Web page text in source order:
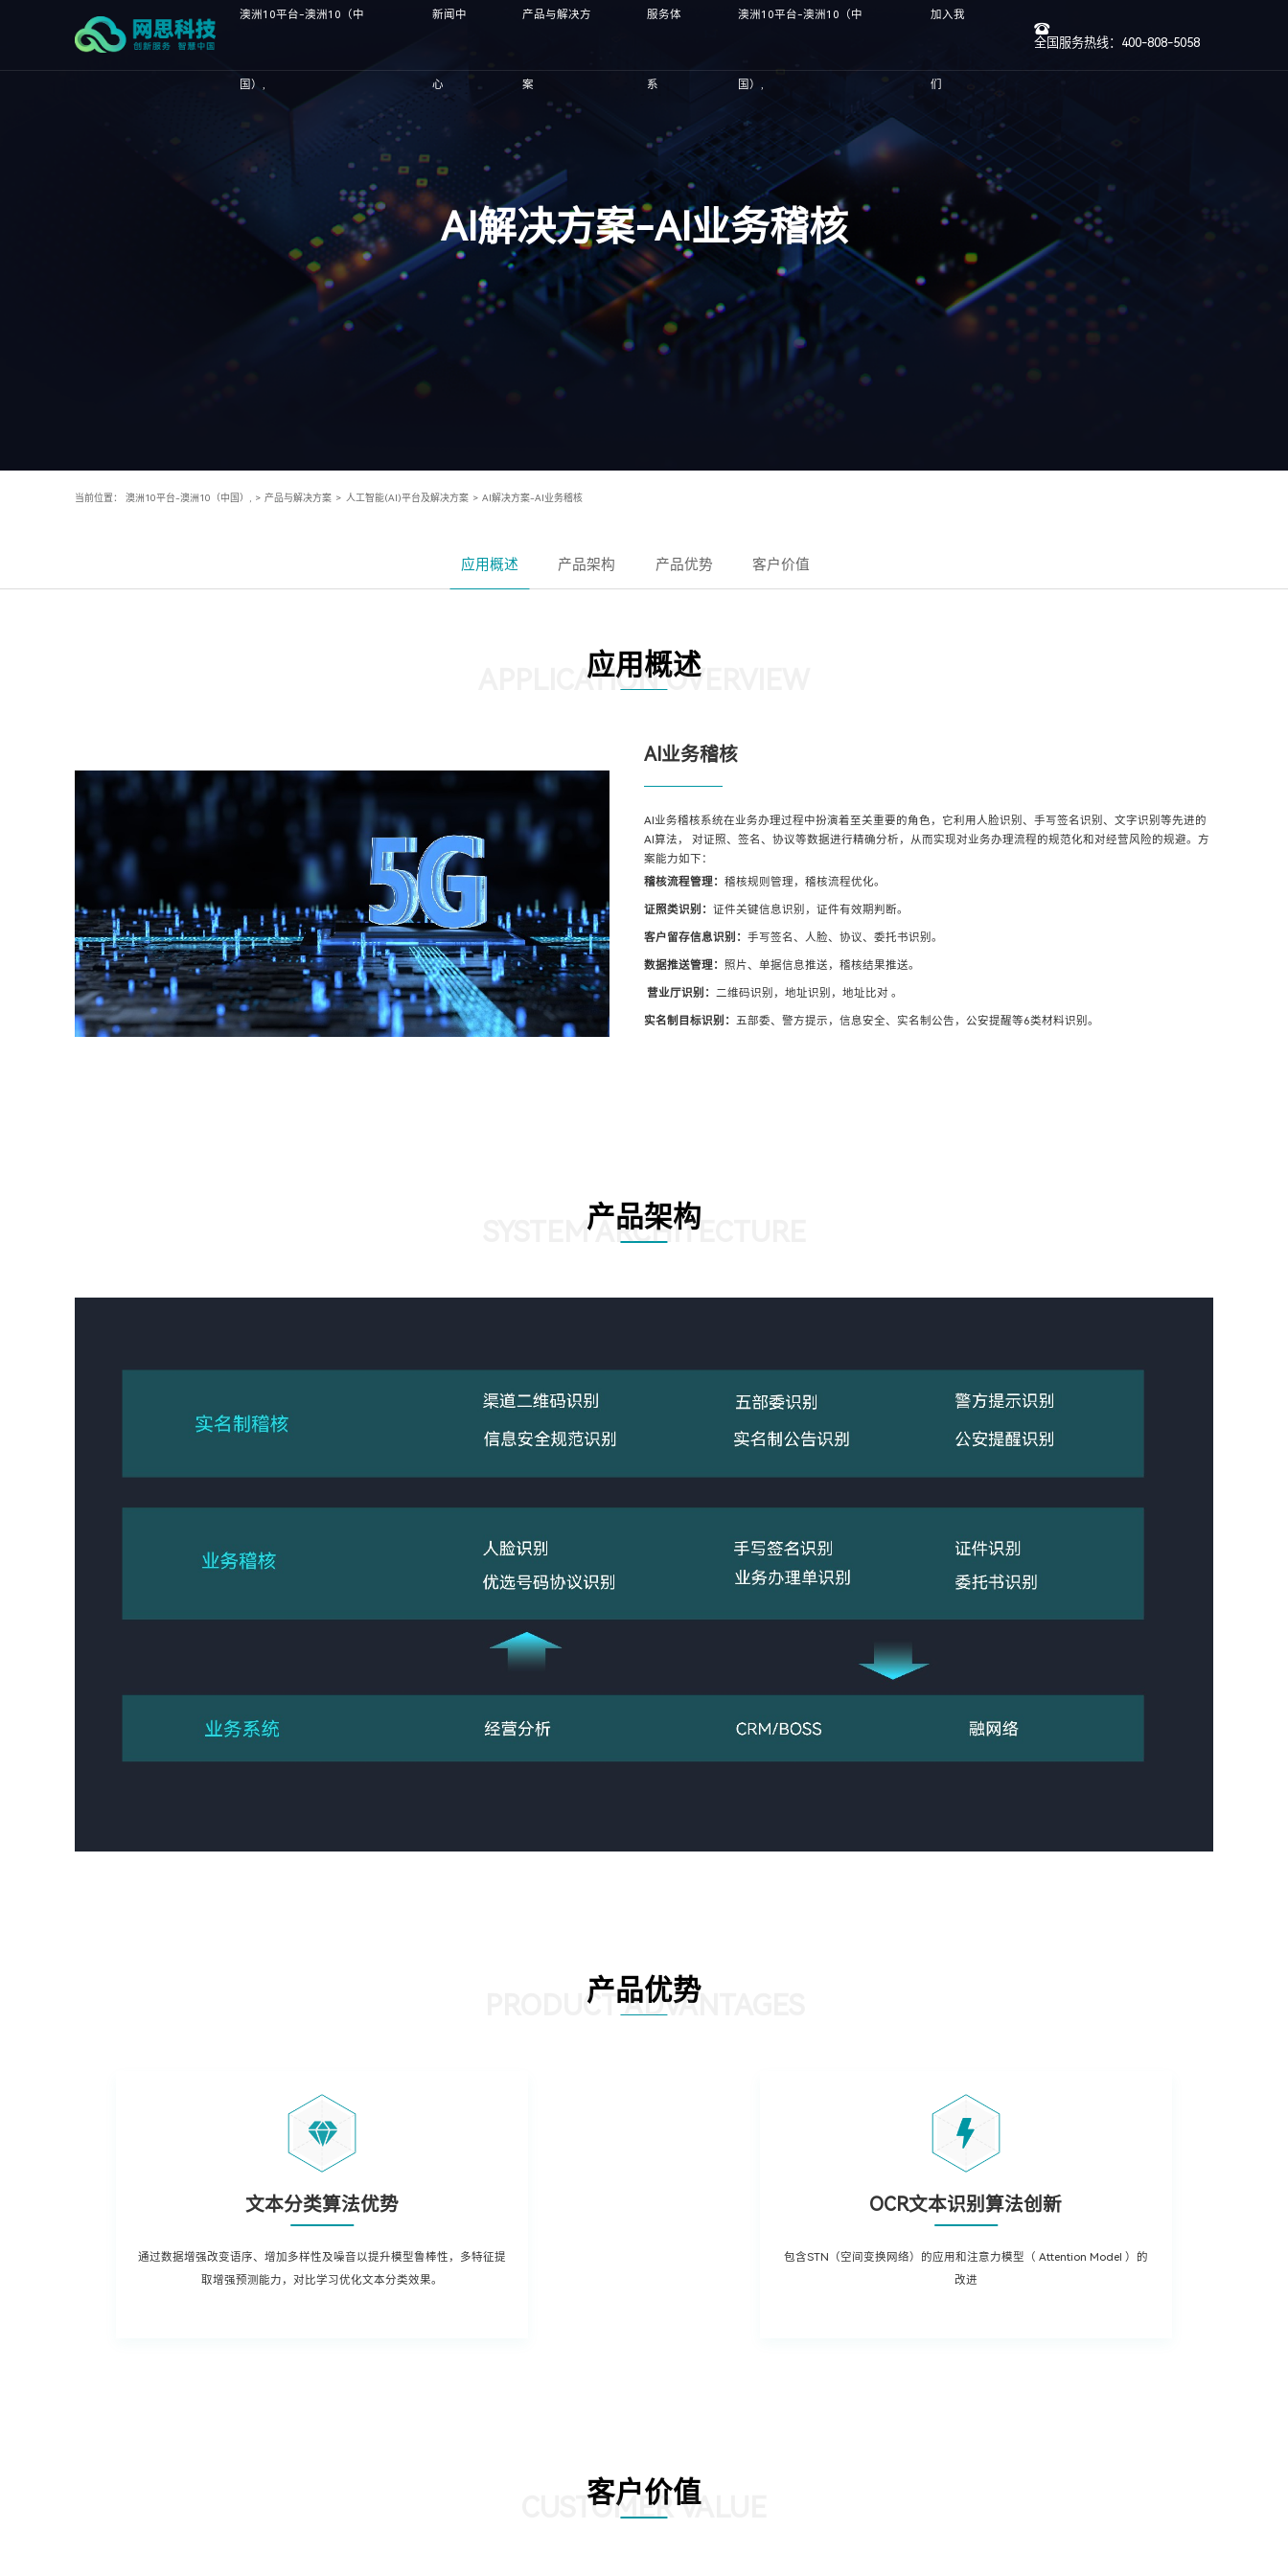
澳洲10平台-澳洲10（中
国）,
新闻中
心
产品与解决方
案
服务体
系
澳洲10平台-澳洲10（中
国）,
加入我
们
全国服务热线：400-808-5058
AI解决方案-AI业务稽核
当前位置： 澳洲10平台-澳洲10（中国）, > 产品与解决方案 > 人工智能(AI)平台及解决方案 > AI解决方案-AI业务稽核
应用概述 产品架构 产品优势 客户价值
应用概述
APPLICATION OVERVIEW
AI业务稽核
AI业务稽核系统在业务办理过程中扮演着至关重要的角色，它利用人脸识别、手写签名识别、文字识别等先进的
AI算法， 对证照、签名、协议等数据进行精确分析，从而实现对业务办理流程的规范化和对经营风险的规避。方
案能力如下：
稽核流程管理： 稽核规则管理，稽核流程优化。
证照类识别： 证件关键信息识别，证件有效期判断。
客户留存信息识别： 手写签名、人脸、协议、委托书识别。
数据推送管理： 照片、单据信息推送，稽核结果推送。
营业厅识别： 二维码识别，地址识别，地址比对 。
实名制目标识别： 五部委、警方提示，信息安全、实名制公告，公安提醒等6类材料识别。
产品架构
SYSTEM ARCHITECTURE
产品优势
PRODUCT ADVANTAGES
文本分类算法优势
通过数据增强改变语序、增加多样性及噪音以提升模型鲁棒性，多特征提
取增强预测能力，对比学习优化文本分类效果。
OCR文本识别算法创新
包含STN（空间变换网络）的应用和注意力模型（ Attention Model ）的
改进
客户价值
CUSTOMER VALUE